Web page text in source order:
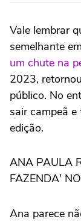
Vale lembrar
semelhante
um chute na
2023,
público. No
sair campeã
edição.
ANA PAULA
FAZENDA'
Ana parece